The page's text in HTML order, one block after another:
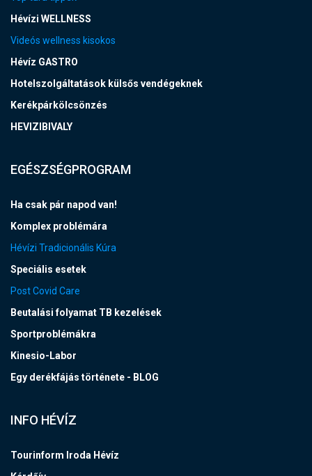
Hévízi WELLNESS
Videós wellness kisokos
Hévíz GASTRO
Hotelszolgáltatások külsős vendégeknek
Kerékpárkölcsönzés
HEVIZIBIVALY
EGÉSZSÉGPROGRAM
Ha csak pár napod van!
Komplex problémára
Hévízi Tradicionális Kúra
Speciális esetek
Post Covid Care
Beutalási folyamat TB kezelések
Sportproblémákra
Kinesio-Labor
Egy derékfájás története - BLOG
INFO HÉVÍZ
Tourinform Iroda Hévíz